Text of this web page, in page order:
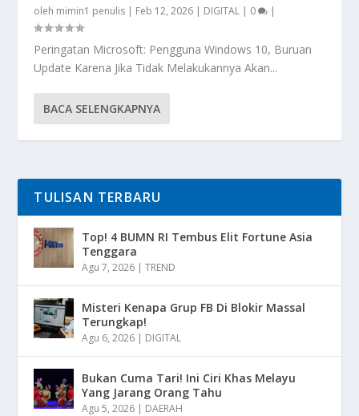
oleh mimin1 penulis | Feb 12, 2026 | DIGITAL | 0 |
Peringatan Microsoft: Pengguna Windows 10, Buruan
Update Karena Jika Tidak Melakukannya Akan...
BACA SELENGKAPNYA
TULISAN TERBARU
Top! 4 BUMN RI Tembus Elit Fortune Asia
Tenggara
Agu 7, 2026 |TREND
Misteri Kenapa Grup FB Di Blokir Massal
Terungkap!
Agu 6, 2026 | DIGITAL
Bukan Cuma Tari! Ini Ciri Khas Melayu
Yang Jarang Orang Tahu
Agu 5, 2026 | DAERAH